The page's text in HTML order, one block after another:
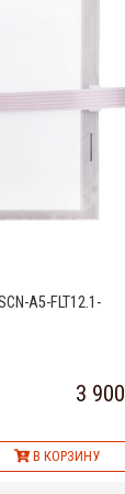
A5-FLT12.1-
3 900
В КОРЗИНУ